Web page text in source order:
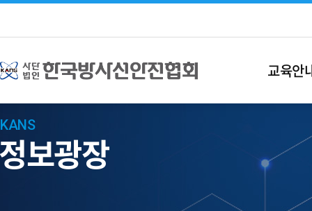
교육안
KANS
보광장